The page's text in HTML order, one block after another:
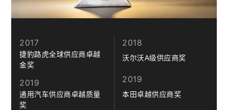
2017
捷豹路虎全球供应商卓越
金奖
2019
通用汽车供应商卓越质量
奖
2018
沃尔沃A级供应商奖
2019
本田卓越供应商奖